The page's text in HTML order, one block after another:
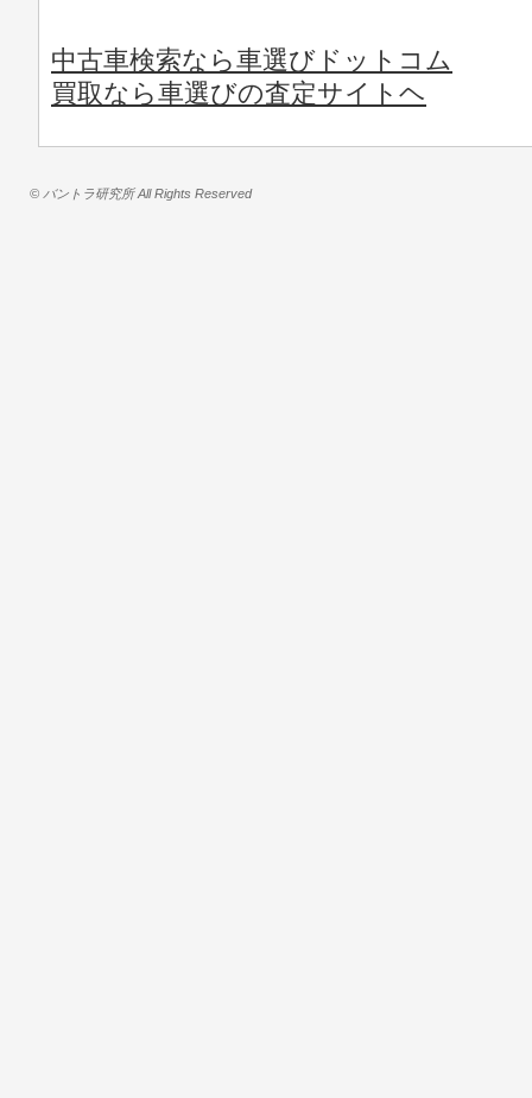
中古車検索なら車選びドットコム
買取なら車選びの査定サイトヘ
© バントラ研究所 All Rights Reserved